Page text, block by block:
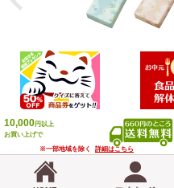
10,000円以上
お買い上げで
※一部地域を除く
詳細はこちら